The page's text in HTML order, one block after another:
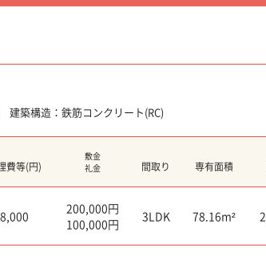
築構造：鉄筋コンクリート(RC)
費等(円)
敷金
礼金
間取り 専有面積
8,000
200,000円
100,000円
3LDK 78.16m²